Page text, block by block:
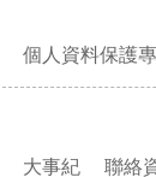
個人資料保護
大事紀 聯絡